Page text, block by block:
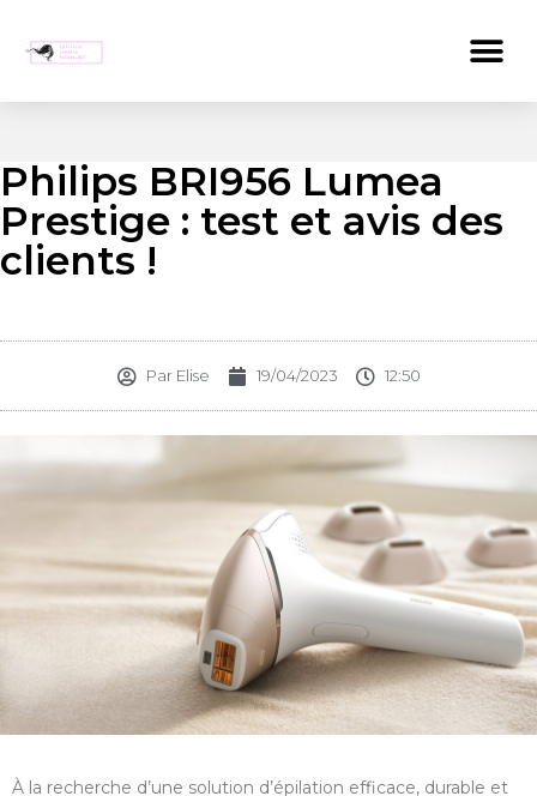
Philips BRI956 Lumea
Prestige : test et avis des
clients !
ParElise 19/04/2023 12:50
À la recherche d’une solution d’épilation efficace, durable et